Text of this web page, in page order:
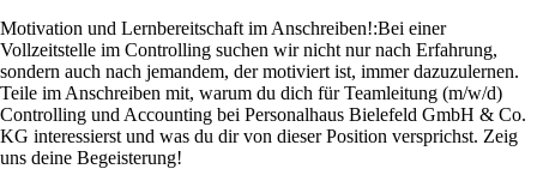
Motivation und Lernbereitschaft im Anschreiben!:Bei einer
Vollzeitstelle im Controlling suchen wir nicht nur nach Erfahrung,
sondern auch nach jemandem, der motiviert ist, immer dazuzulernen.
Teile im Anschreiben mit, warum du dich für Teamleitung (m/w/d)
Controlling und Accounting bei Personalhaus Bielefeld GmbH & Co.
KG interessierst und was du dir von dieser Position versprichst. Zeig
uns deine Begeisterung!